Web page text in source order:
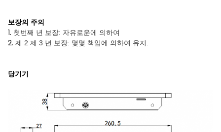
보장의 주의
1. 첫번째 년 보장: 자유로운에 의하여
2. 제 2 제 3 년 보장: 몇몇 책임에 의하여 유지.
당기기